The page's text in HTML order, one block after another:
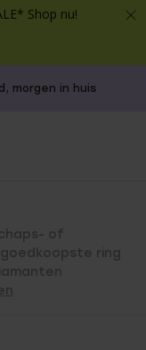
Shop nu!
morgen in huis
of
ring